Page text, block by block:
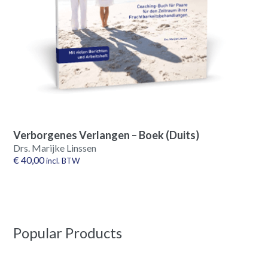
Verborgenes Verlangen – Boek (Duits)
Drs. Marijke Linssen
€40,00incl. BTW
Popular Products